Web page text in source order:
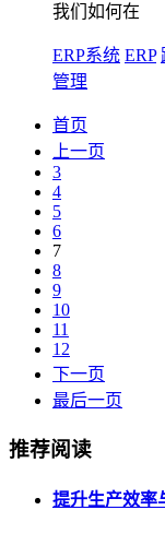
我们如何在
ERP系统 ERP
管理
首页
上一页
3
4
5
6
7
8
9
10
11
12
下一页
最后一页
推荐阅读
提升生产效率